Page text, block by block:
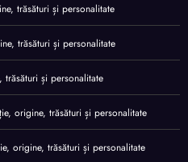
trăsături și personalitate
trăsături și personalitate
trăsături și personalitate
origine, trăsături și personalitate
origine, trăsături și personalitate